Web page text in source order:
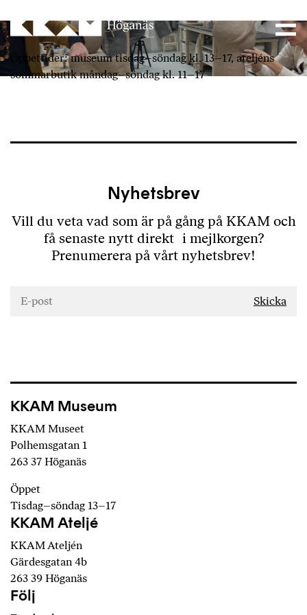
Main Navigation
Öppettider: museum tisdag–söndag kl. 13–17, ateljéns
sommarbutik måndag–söndag kl. 11–17
Gästlärare
Dreja, skulptera, ringla, tumma, bygga, glasera
med mera
Nyhetsbrev
Vill du veta vad som är på gång på KKAM och
få senaste nytt direkt i mejlkorgen?
Prenumerera på vårt nyhetsbrev!
KKAM Museum
KKAM Museet
Polhemsgatan 1
263 37 Höganäs
Öppet
Tisdag–söndag 13–17
KKAM Ateljé
KKAM Ateljén
Gärdesgatan 4b
263 39 Höganäs
Följ